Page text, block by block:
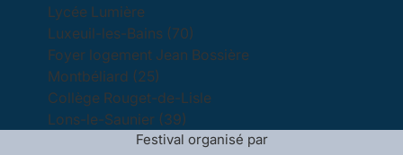
Lycée Lumière
Luxeuil-les-Bains (70)
Foyer logement Jean Bossière
Montbéliard (25)
Collège Rouget-de-Lisle
Lons-le-Saunier (39)
Festival organisé par